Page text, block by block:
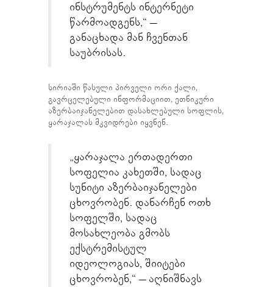
ინსტრუმენტს ინტერნეტი
წარმოადგენს,“ –
განაცხადა მან ჩვენთან
საუბრისას.
სირიაში წასული პირველი ორი ქალი,
გავრცელებული ინფორმაციით, ეთნიკური
აზერბაიჯანელებით დასახლებული სოფლის,
ყარაჯალას მკვიდრები იყვნენ.
„ყარაჯალა ერთადერთი
სოფელია კახეთში, სადაც
სუნიტი აზერბაიჯანელები
ცხოვრობენ. დანარჩენ ოთხ
სოფელში, სადაც
მოსახლეობა გმობს
ექსტრემისტულ
იდეოლოგიას, შიიტები
ცხოვრობენ,“ – აღნიშნავს